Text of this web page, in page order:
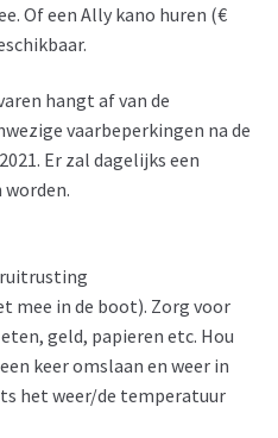
Of een Ally kano huren (€
hangt af van de
vaarbeperkingen na de
Er zal dagelijks een
mee in de boot). Zorg voor
geld, papieren etc. Hou
keer omslaan en weer in
het weer/de temperatuur